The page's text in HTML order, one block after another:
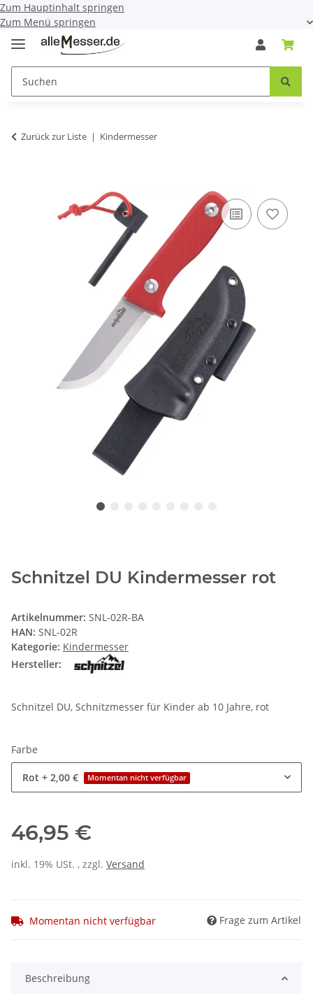
Zum Hauptinhalt springen
Zum Menü springen
Zurück zur Liste Kindermesser
Schnitzel DU Kindermesser rot
Artikelnummer: SNL-02R-BA
HAN: SNL-02R
Kategorie: Kindermesser
Hersteller:
Schnitzel DU, Schnitzmesser für Kinder ab 10 Jahre, rot
Farbe
Rot + 2,00 € Momentan nicht verfügbar
46,95 €
inkl. 19% USt. , zzgl. Versand
Momentan nicht verfügbar Frage zum Artikel
Beschreibung